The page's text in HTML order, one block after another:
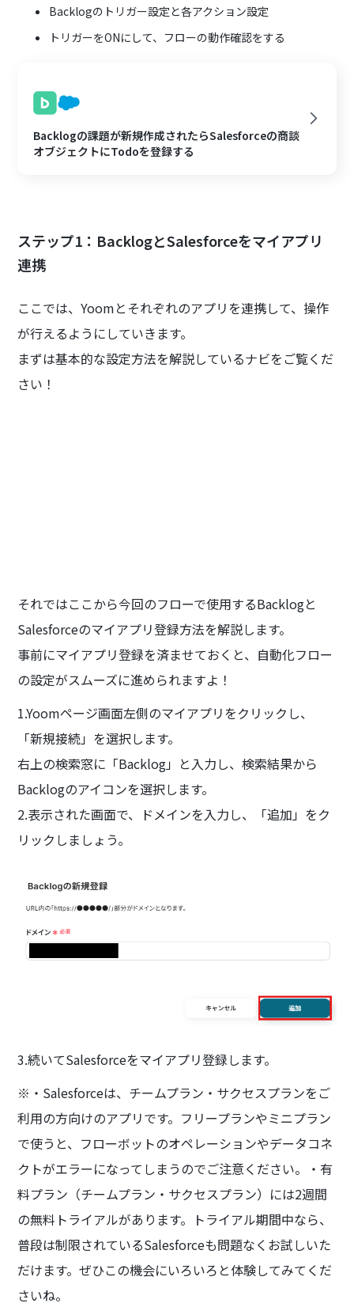
Backlogのトリガー設定と各アクション設定
トリガーをONにして、フローの動作確認をする
Backlogの課題が新規作成されたらSalesforceの商談
オブジェクトにTodoを登録する
ステップ1：BacklogとSalesforceをマイアプリ
連携
ここでは、Yoomとそれぞれのアプリを連携して、操作
が行えるようにしていきます。
まずは基本的な設定方法を解説しているナビをご覧くだ
さい！
それではここから今回のフローで使用するBacklogと
Salesforceのマイアプリ登録方法を解説します。
事前にマイアプリ登録を済ませておくと、自動化フロー
の設定がスムーズに進められますよ！
1.Yoomページ画面左側のマイアプリをクリックし、
「新規接続」を選択します。
右上の検索窓に「Backlog」と入力し、検索結果から
Backlogのアイコンを選択します。
2.表示された画面で、ドメインを入力し、「追加」をク
リックしましょう。
3.続いてSalesforceをマイアプリ登録します。
※・Salesforceは、チームプラン・サクセスプランをご
利用の方向けのアプリです。フリープランやミニプラン
で使うと、フローボットのオペレーションやデータコネ
クトがエラーになってしまうのでご注意ください。・有
料プラン（チームプラン・サクセスプラン）には2週間
の無料トライアルがあります。トライアル期間中なら、
普段は制限されているSalesforceも問題なくお試しいた
だけます。ぜひこの機会にいろいろと体験してみてくだ
さいね。